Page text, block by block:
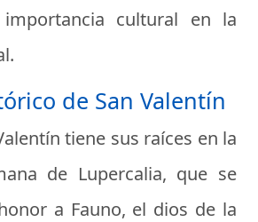
cultural en la
de San Valentín
tiene sus raíces en la
de Lupercalia, que se
a Fauno, el dios de la